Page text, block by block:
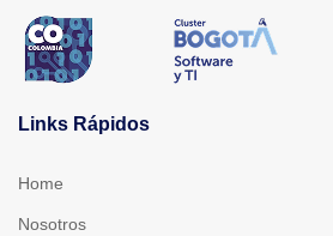
Links Rápidos
Home
Nosotros